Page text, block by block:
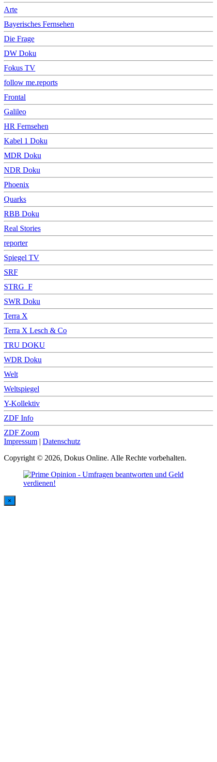
Arte
Bayerisches Fernsehen
Die Frage
DW Doku
Fokus TV
follow me.reports
Frontal
Galileo
HR Fernsehen
Kabel 1 Doku
MDR Doku
NDR Doku
Phoenix
Quarks
RBB Doku
Real Stories
reporter
Spiegel TV
SRF
STRG_F
SWR Doku
Terra X
Terra X Lesch & Co
TRU DOKU
WDR Doku
Welt
Weltspiegel
Y-Kollektiv
ZDF Info
ZDF Zoom
Impressum | Datenschutz
Copyright © 2026, Dokus Online. Alle Rechte vorbehalten.
×